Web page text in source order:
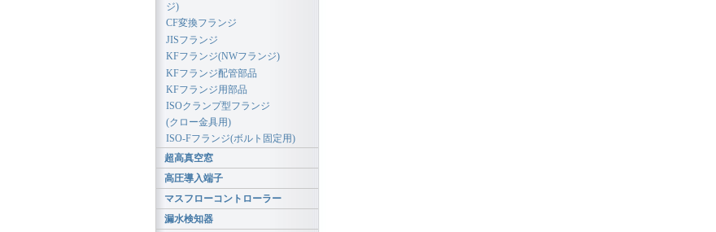
ジ)
CF変換フランジ
JISフランジ
KFフランジ(NWフランジ)
KFフランジ配管部品
KFフランジ用部品
ISOクランプ型フランジ
(クロー金具用)
ISO-Fフランジ(ボルト固定用)
超高真空窓
高圧導入端子
マスフローコントローラー
漏水検知器